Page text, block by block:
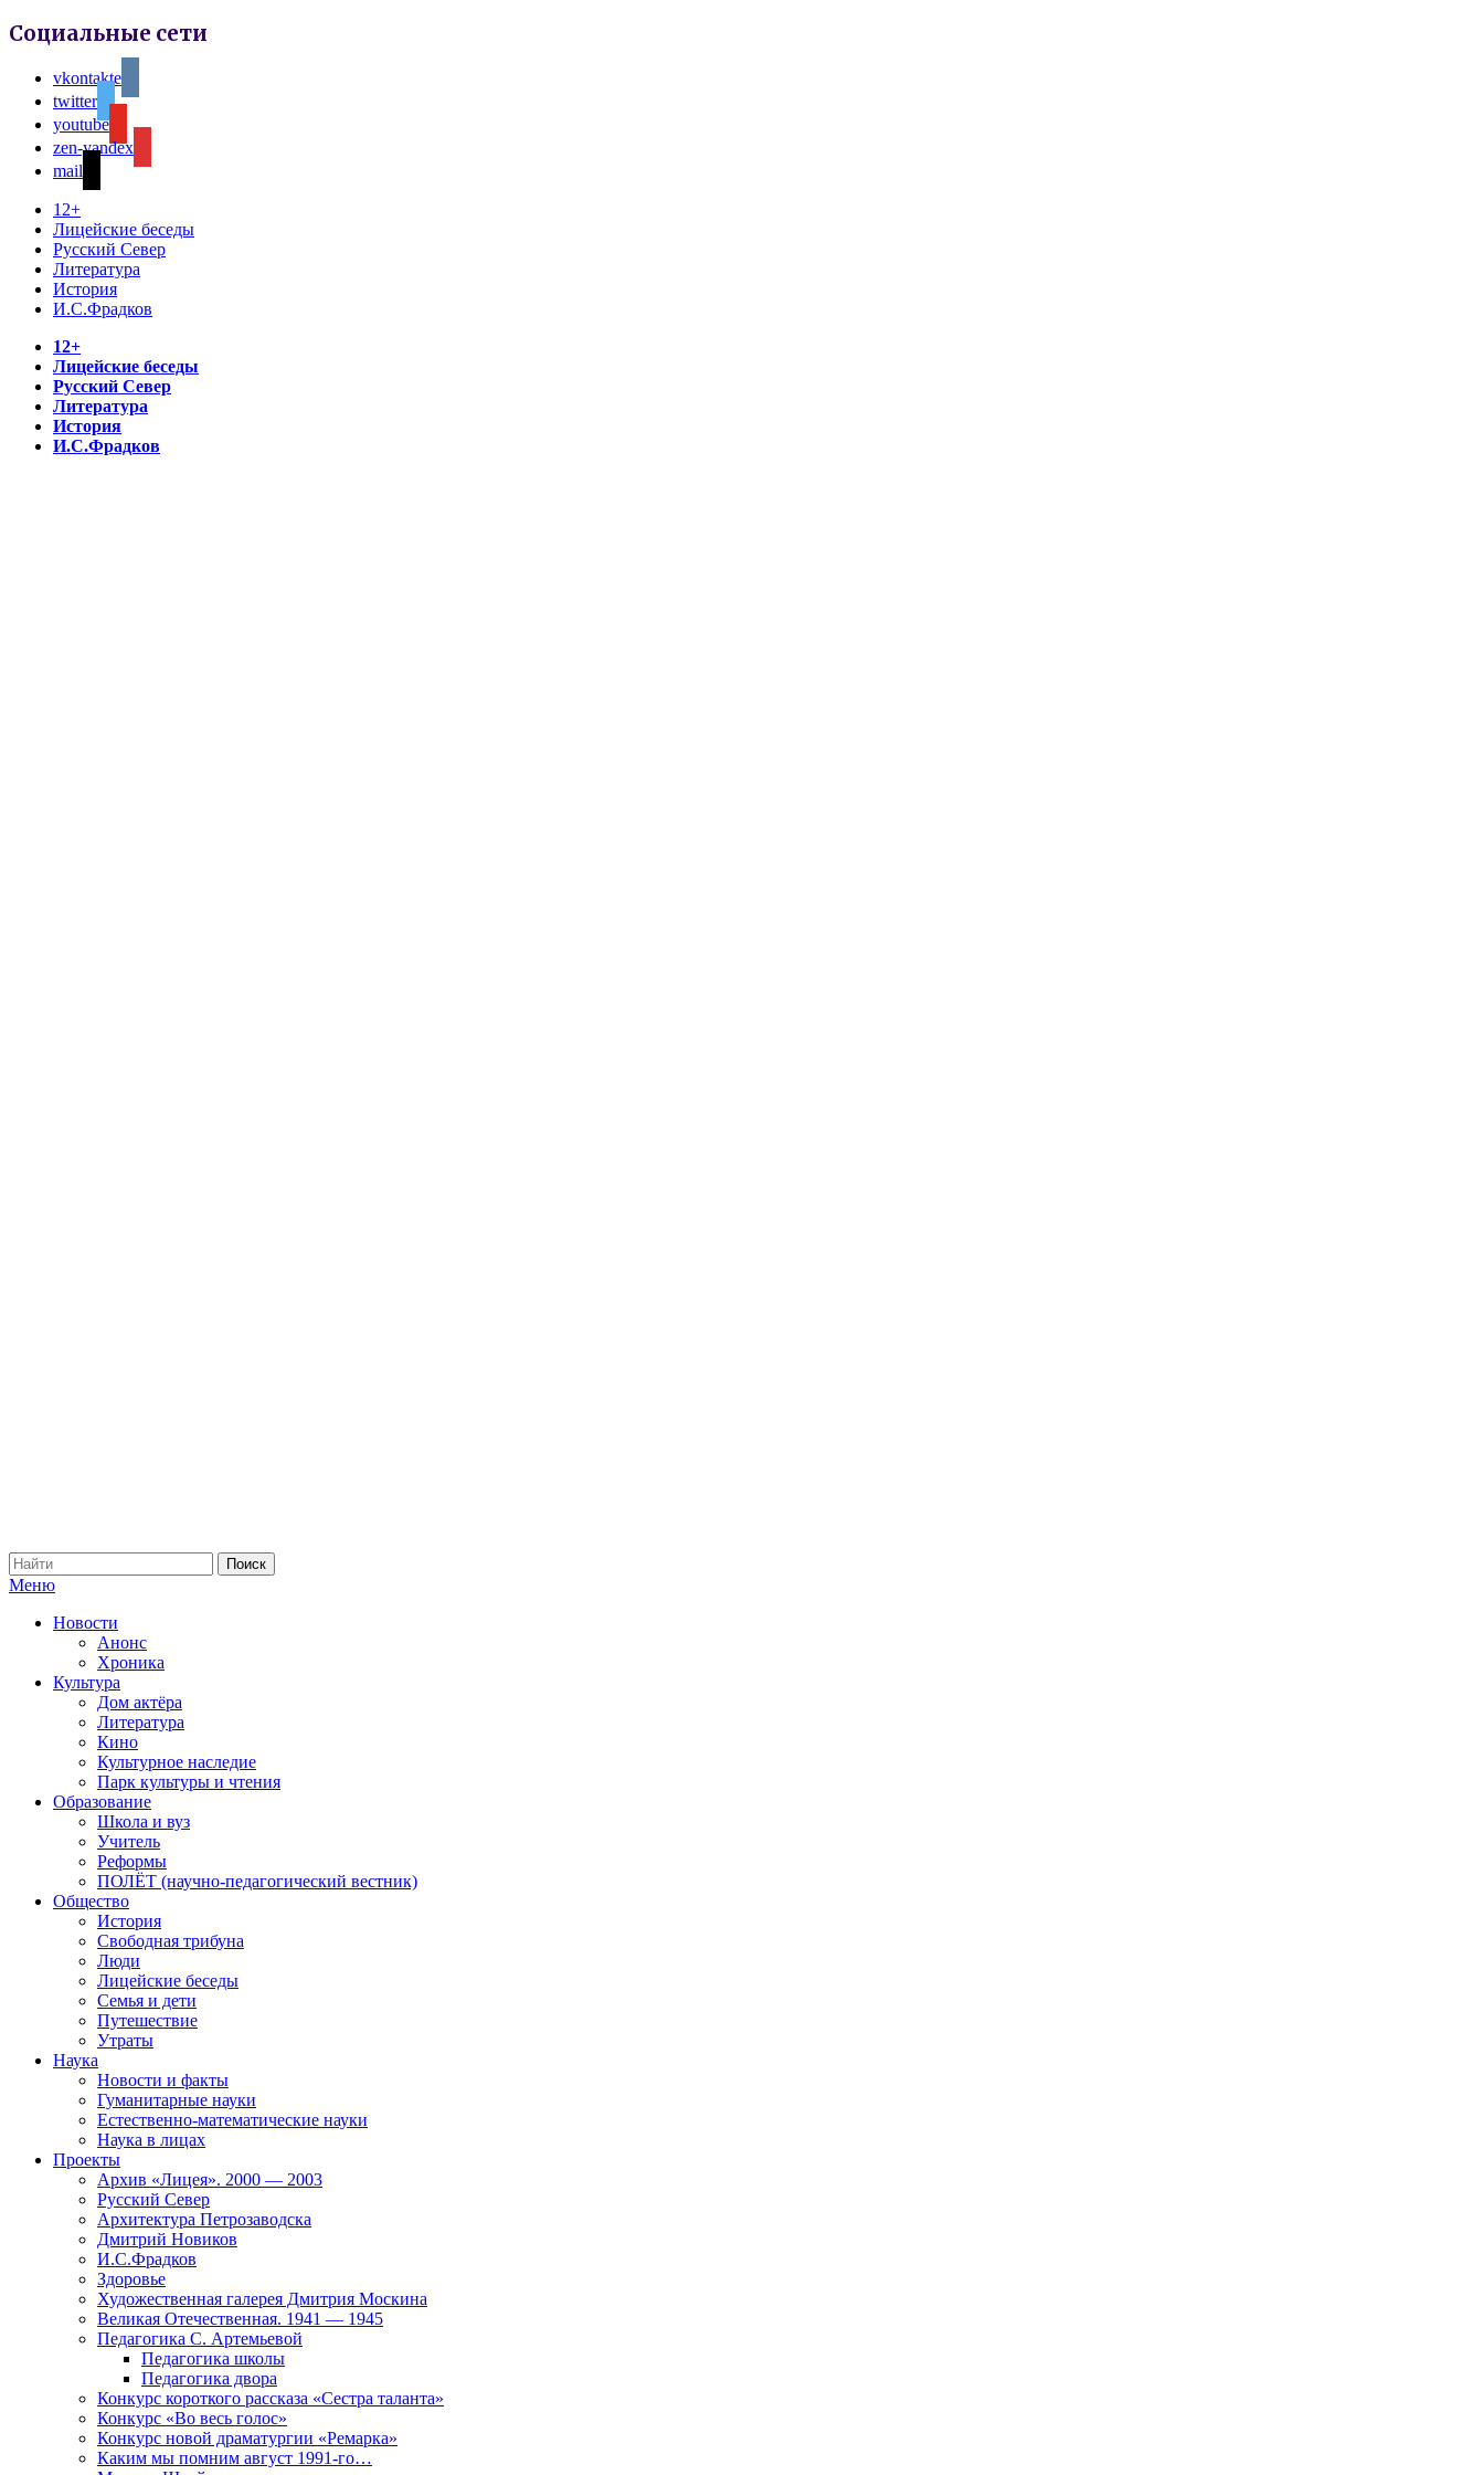
Социальные сети
vkontakte
twitter
youtube
zen-yandex
mail
12+
Лицейские беседы
Русский Север
Литература
История
И.С.Фрадков
12+
Лицейские беседы
Русский Север
Литература
История
И.С.Фрадков
Меню
Новости
Анонс
Хроника
Культура
Дом актёра
Литература
Кино
Культурное наследие
Парк культуры и чтения
Образование
Школа и вуз
Учитель
Реформы
ПОЛЁТ (научно-педагогический вестник)
Общество
История
Свободная трибуна
Люди
Лицейские беседы
Семья и дети
Путешествие
Утраты
Наука
Новости и факты
Гуманитарные науки
Естественно-математические науки
Наука в лицах
Проекты
Архив «Лицея». 2000 — 2003
Русский Север
Архитектура Петрозаводска
Дмитрий Новиков
И.С.Фрадков
Здоровье
Художественная галерея Дмитрия Москина
Великая Отечественная. 1941 — 1945
Педагогика С. Артемьевой
Педагогика школы
Педагогика двора
Конкурс короткого рассказа «Сестра таланта»
Конкурс «Во весь голос»
Конкурс новой драматургии «Ремарка»
Каким мы помним август 1991-го…